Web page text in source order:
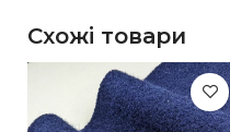
Схожі товари